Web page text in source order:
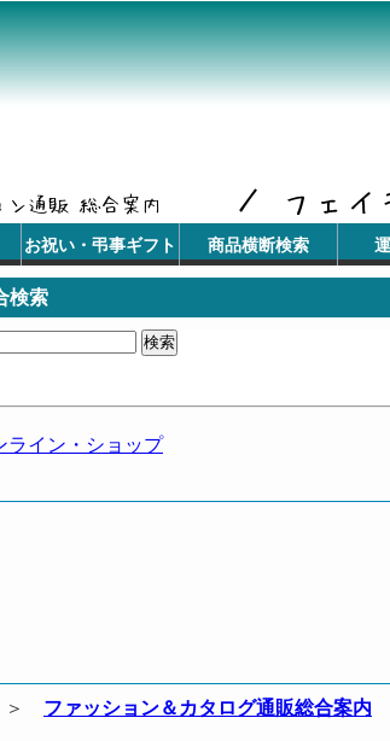
お祝い・弔事ギフト 商品横断検索
検索
ライン・ショップ
ファッション＆カタログ通販総合案内